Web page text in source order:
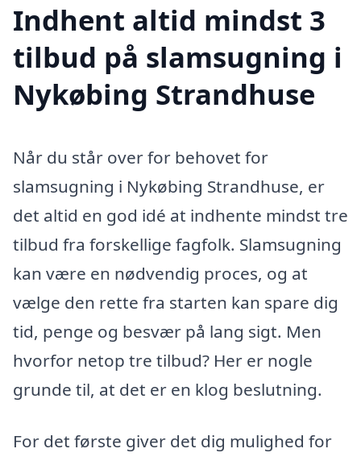
Indhent altid mindst 3
tilbud på slamsugning i
Nykøbing Strandhuse
Når du står over for behovet for
slamsugning i Nykøbing Strandhuse, er
det altid en god idé at indhente mindst tre
tilbud fra forskellige fagfolk. Slamsugning
kan være en nødvendig proces, og at
vælge den rette fra starten kan spare dig
tid, penge og besvær på lang sigt. Men
hvorfor netop tre tilbud? Her er nogle
grunde til, at det er en klog beslutning.
For det første giver det dig mulighed for